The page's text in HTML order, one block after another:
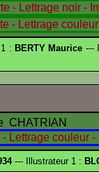
: BERTY Maurice ---
CHATRIAN
--- Illustrateur 1 :